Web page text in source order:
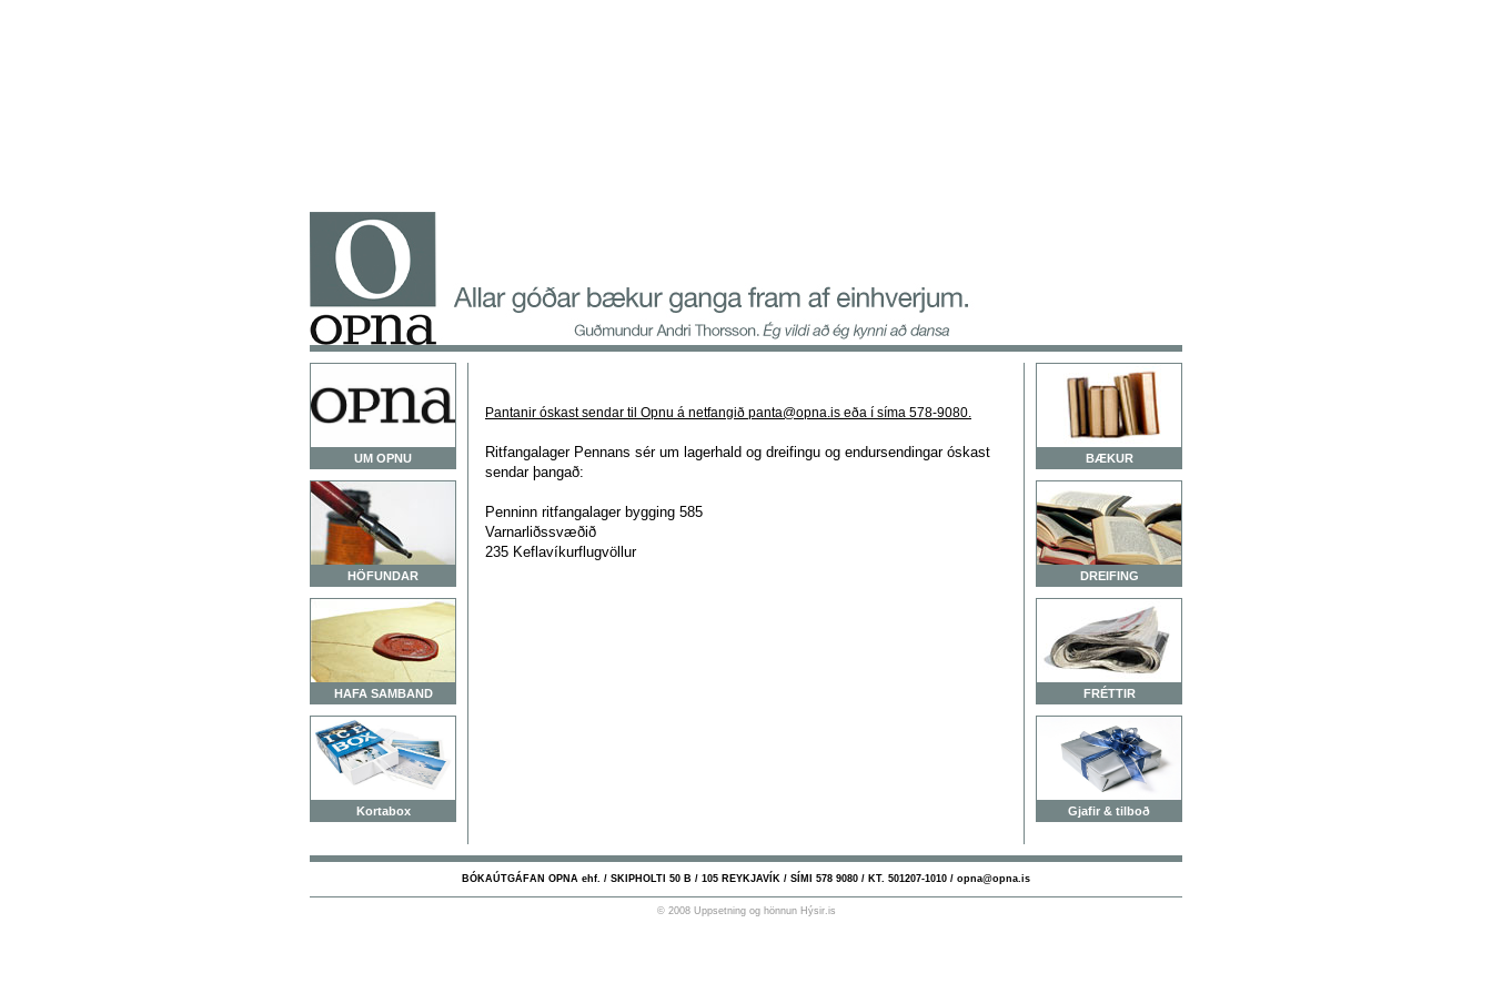
UM OPNU
HÖFUNDAR
HAFA SAMBAND
Kortabox
Pantanir óskast sendar til Opnu á netfangið panta@opna.is eða í síma 578-9080.
Ritfangalager Pennans sér um lagerhald og dreifingu og endursendingar óskast
sendar þangað:
Penninn ritfangalager bygging 585
Varnarliðssvæðið
235 Keflavíkurflugvöllur
BÆKUR
DREIFING
FRÉTTIR
Gjafir & tilboð
BÓKAÚTGÁFAN OPNA ehf. / SKIPHOLTI 50 B / 105 REYKJAVÍK / SÍMI 578 9080 / KT. 501207-1010 / opna@opna.is
© 2008 Uppsetning og hönnun Hýsir.is